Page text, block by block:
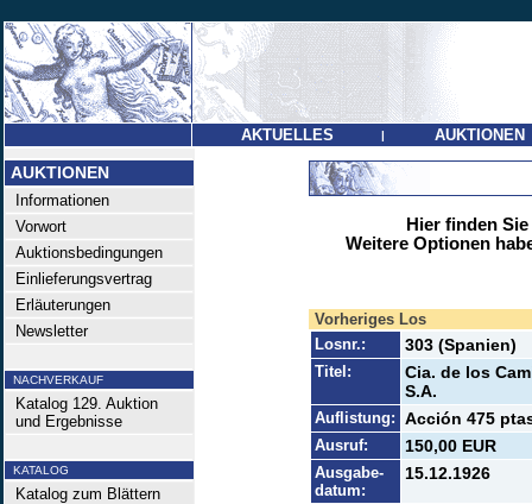
AKTUELLES | AUKTIONEN
AUKTIONEN
Informationen
Vorwort
Auktionsbedingungen
Einlieferungsvertrag
Erläuterungen
Newsletter
NACHVERKAUF
Katalog 129. Auktion
und Ergebnisse
KATALOG
Katalog zum Blättern
Hier finden
Weitere Optionen
Vorheriges Los
Losnr.:
303 (Spanien)
Titel:
Cia. de los
S.A.
Auflistung: Acción 475
Ausruf: 150,00 EUR
Ausgabe-
datum:
15.12.1926